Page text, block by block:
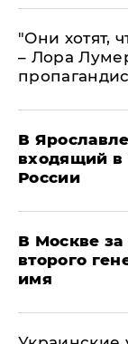
"Они хотят,
– Лора
В
входящий
России
В Москве
второго
имя